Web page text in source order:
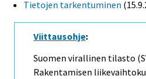
Tietojen tarkentuminen
Viittausohje:
Suomen virallinen tilasto
Rakentamisen